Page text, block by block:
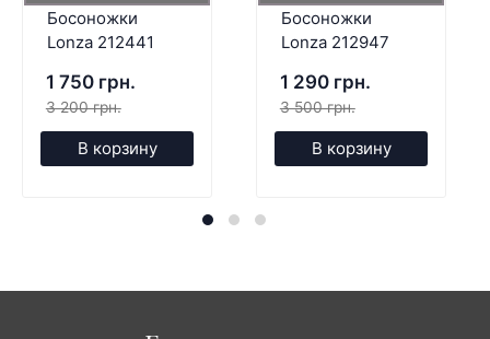
Босоножки
Lonza 212441
1 750 грн.
3 200 грн.
В корзину
Босоножки
Lonza 212947
1 290 грн.
3 500 грн.
В корзину